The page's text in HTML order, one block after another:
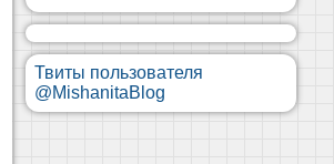
Твиты пользователя
@MishanitaBlog